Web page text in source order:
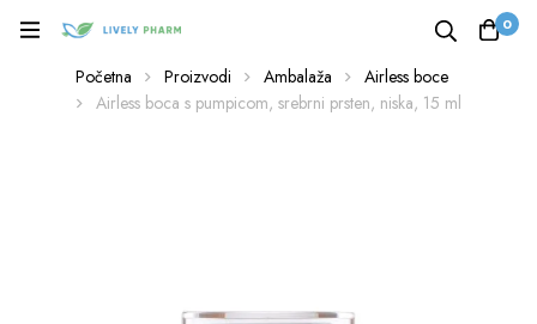
0
Početna Proizvodi Ambalaža
Airless boce
Airless boca s pumpicom, srebrni prsten, niska, 15 ml